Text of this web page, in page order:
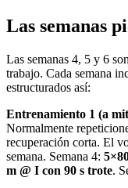
Las semanas
Las semanas 4, 5 y 6
trabajo. Cada semana
estructurados así:
Entrenamiento 1 (a
Normalmente
recuperación corta. El
semana. Semana 4:
m @ I con 90 s trote.